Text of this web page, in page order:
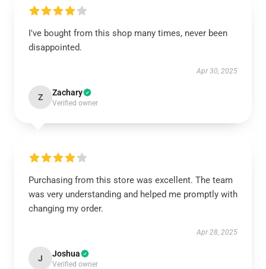
I've bought from this shop many times, never been
disappointed.
Apr 30, 2025
Z Zachary
Verified owner
Purchasing from this store was excellent. The team
was very understanding and helped me promptly with
changing my order.
Apr 28, 2025
J Joshua
Verified owner